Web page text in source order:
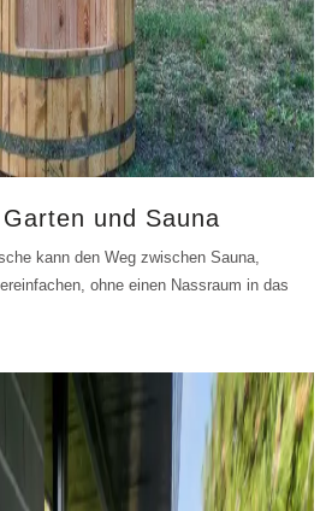
und Sauna
kann den Weg zwischen Sauna,
ohne einen Nassraum in das